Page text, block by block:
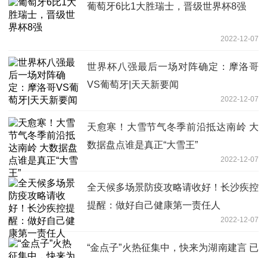
葡萄牙6比1大胜瑞士，晋级世界杯8强
2022-12-07
世界杯八强最后一场对阵确定：摩洛哥
VS葡萄牙|天天新要闻
2022-12-07
天愈寒！大雪节气冬季前沿抵达南岭 大
数据盘点谁是真正“大雪王”
2022-12-07
全天候多场景防疫攻略请收好！长沙疾控
提醒：做好自己健康第一责任人
2022-12-07
“金点子”火热征集中，快来为湖南建言 已